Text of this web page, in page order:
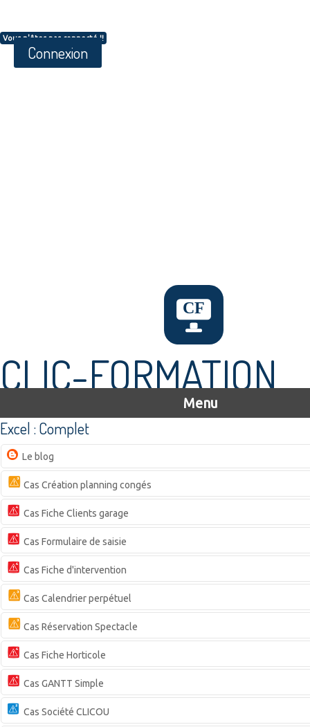
Vous n'êtes pas connecté !!
Connexion
CLIC-FORMATION
Menu
Excel : Complet
Le blog
Cas Création planning congés
Cas Fiche Clients garage
Cas Formulaire de saisie
Cas Fiche d'intervention
Cas Calendrier perpétuel
Cas Réservation Spectacle
Cas Fiche Horticole
Cas GANTT Simple
Cas Société CLICOU